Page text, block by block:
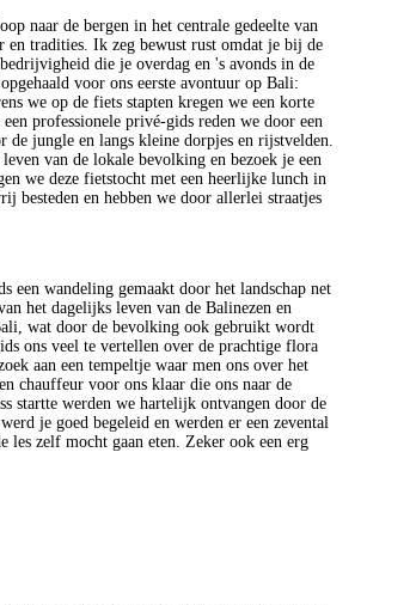
naar de bergen in het centrale gedeelte van
en tradities. Ik zeg bewust rust omdat je bij de
die je overdag en 's avonds in de
voor ons eerste avontuur op Bali:
we op de fiets stapten kregen we een korte
professionele privé-gids reden we door een
de jungle en langs kleine dorpjes en rijstvelden.
van de lokale bevolking en bezoek je een
we deze fietstocht met een heerlijke lunch in
besteden en hebben we door allerlei straatjes
een wandeling gemaakt door het landschap net
het dagelijks leven van de Balinezen en
wat door de bevolking ook gebruikt wordt
ons veel te vertellen over de prachtige flora
aan een tempeltje waar men ons over het
chauffeur voor ons klaar die ons naar de
startte werden we hartelijk ontvangen door de
je goed begeleid en werden er een zevental
les zelf mocht gaan eten. Zeker ook een erg